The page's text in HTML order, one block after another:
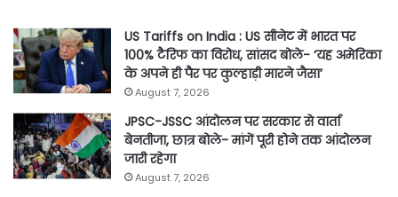
US Tariffs on India : US सीनेट में भारत पर
100% टैरिफ का विरोध, सांसद बोले- ‘यह अमेरिका
के अपने ही पैर पर कुल्हाड़ी मारने जैसा’
August 7, 2026
JPSC-JSSC आंदोलन पर सरकार से वार्ता
बेनतीजा, छात्र बोले- मांगें पूरी होने तक आंदोलन
जारी रहेगा
August 7, 2026